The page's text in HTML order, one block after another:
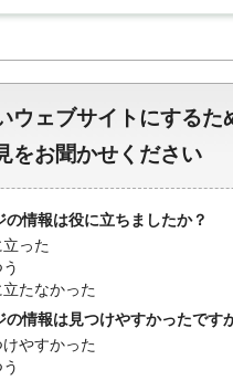
ウェブサイトにするた
をお聞かせください
の情報は役に立ちましたか？
った
たなかった
の情報は見つけやすかったです
やすかった